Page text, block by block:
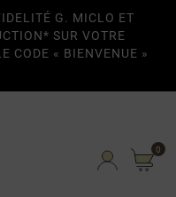
G. MICLO ET
SUR VOTRE
CODE « BIENVENUE »
0